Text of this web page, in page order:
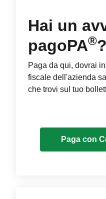
Hai un
pagoPA®?
Paga da qui, dovrai
fiscale dell'azienda
che trovi sul tuo
Paga con